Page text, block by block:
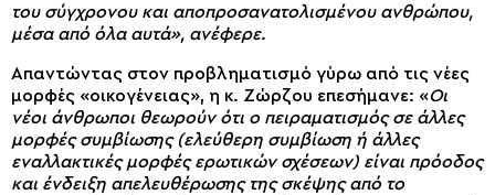
του σύγχρονου και αποπροσανατολισμένου ανθρώπου,
μέσα από όλα αυτά», ανέφερε.
Απαντώντας στον προβληματισμό γύρω από τις νέες
μορφές «οικογένειας», η κ. Ζώρζου επεσήμανε: «Οι
νέοι άνθρωποι θεωρούν ότι ο πειραματισμός σε άλλες
μορφές συμβίωσης (ελεύθερη συμβίωση ή άλλες
εναλλακτικές μορφές ερωτικών σχέσεων) είναι πρόοδος
και ένδειξη απελευθέρωσης της σκέψης από το